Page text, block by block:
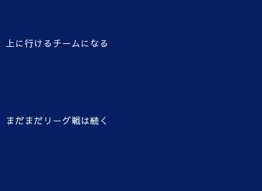
上に行けるチームになる
まだまだリーグ戦は続く